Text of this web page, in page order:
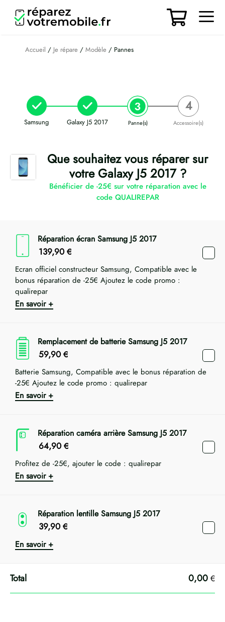
contenu
Accueil / Je répare / Modèle / Pannes
Samsung Galaxy J5 2017 Panne(s) Accessoire(s)
Que souhaitez vous réparer sur
votre Galaxy J5 2017 ?
Bénéficier de -25€ sur votre réparation avec le
code QUALIREPAR
Réparation écran Samsung J5 2017
139,90 €
Ecran officiel constructeur Samsung, Compatible avec le
bonus réparation de -25€ Ajoutez le code promo :
qualirepar
En savoir +
Remplacement de batterie Samsung J5 2017
59,90 €
Batterie Samsung, Compatible avec le bonus réparation de
-25€ Ajoutez le code promo : qualirepar
En savoir +
Réparation caméra arrière Samsung J5 2017
64,90 €
Profitez de -25€, ajouter le code : qualirepar
En savoir +
Réparation lentille Samsung J5 2017
39,90 €
En savoir +
0,00 €